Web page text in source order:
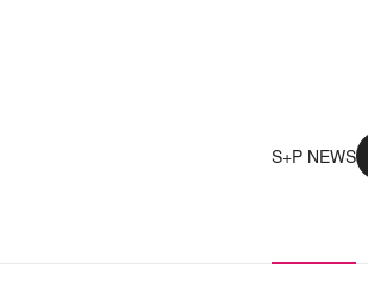
S+P NEWS